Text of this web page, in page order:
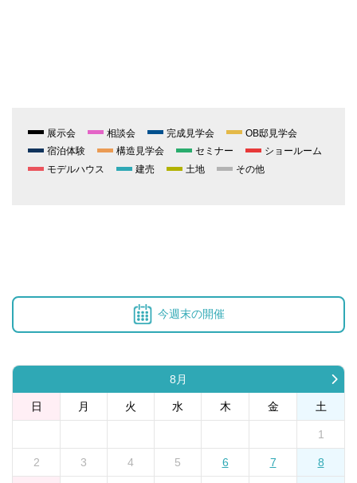
展示会 相談会 完成見学会
OB邸見学会
宿泊体験
構造見学会 セミナー
ショールーム
モデルハウス
建売 土地 その他
今週末の開催
8月
日 月 火 水 木 金 土
1
2 3 4 5 6 7 8